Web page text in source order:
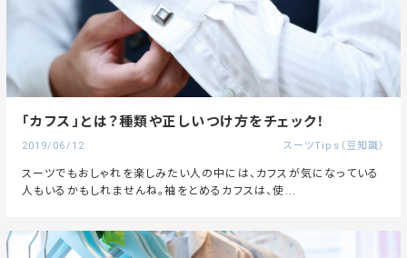
「カフス」とは？種類や正しいつけ方をチェック！
2019/06/12 スーツTips（豆知識）
スーツでもおしゃれを楽しみたい人の中には、カフスが気になっている
人もいるかもしれませんね。袖をとめるカフスは、使...